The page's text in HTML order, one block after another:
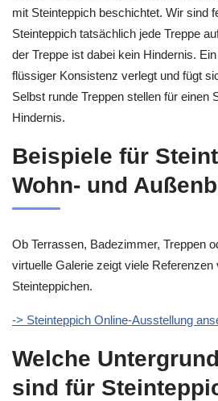
mit Steinteppich beschichtet. Wir sind
Steinteppich tatsächlich jede Treppe
der Treppe ist dabei kein Hindernis.
flüssiger Konsistenz verlegt und fügt
Selbst runde Treppen stellen für einen
Hindernis.
Beispiele für
Wohn- und
Ob Terrassen, Badezimmer, Treppen
virtuelle Galerie zeigt viele Referenzen
Steinteppichen.
-> Steinteppich Online-Ausstellung
Welche
sind für